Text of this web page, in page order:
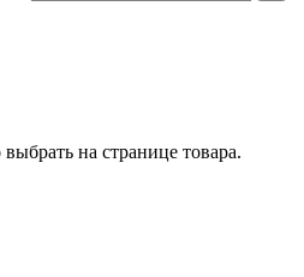
на странице товара.